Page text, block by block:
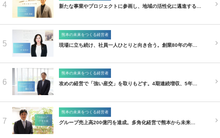
4 新たな事業やプロジェクトに参画し、地域の活性化に邁進する…
5
熊本の未来をつくる経営者
現場に立ち続け、社員一人ひとりと向き合う。創業80年の年…
6
熊本の未来をつくる経営者
攻めの経営で「強い産交」を取りもどす。4期連続増収、5年…
7
熊本の未来をつくる経営者
グループ売上高200億円を達成。多角化経営で熊本から未来…